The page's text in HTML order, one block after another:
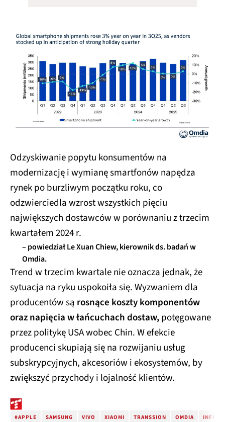
Odzyskiwanie popytu konsumentów na
modernizację i wymianę smartfonów napędza
rynek po burzliwym początku roku, co
odzwierciedla wzrost wszystkich pięciu
największych dostawców w porównaniu z trzecim
kwartałem 2024 r.
– powiedział Le Xuan Chiew, kierownik ds. badań w
Omdia.
Trend w trzecim kwartale nie oznacza jednak, że
sytuacja na ryku uspokoiła się. Wyzwaniem dla
producentów są rosnące koszty komponentów
oraz napięcia w łańcuchach dostaw,potęgowane
przez politykę USA wobec Chin. W efekcie
producenci skupiają się na rozwijaniu usług
subskrypcyjnych, akcesoriów i ekosystemów, by
zwiększyć przychody i lojalność klientów.
#APPLE SAMSUNG VIVO XIAOMI TRANSSION OMDIA INFINIX